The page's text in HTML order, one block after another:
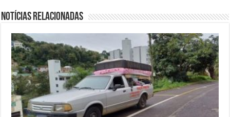
Notícias relacionadas